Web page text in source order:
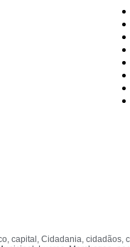
, capital , Cidadania, cidadãos,